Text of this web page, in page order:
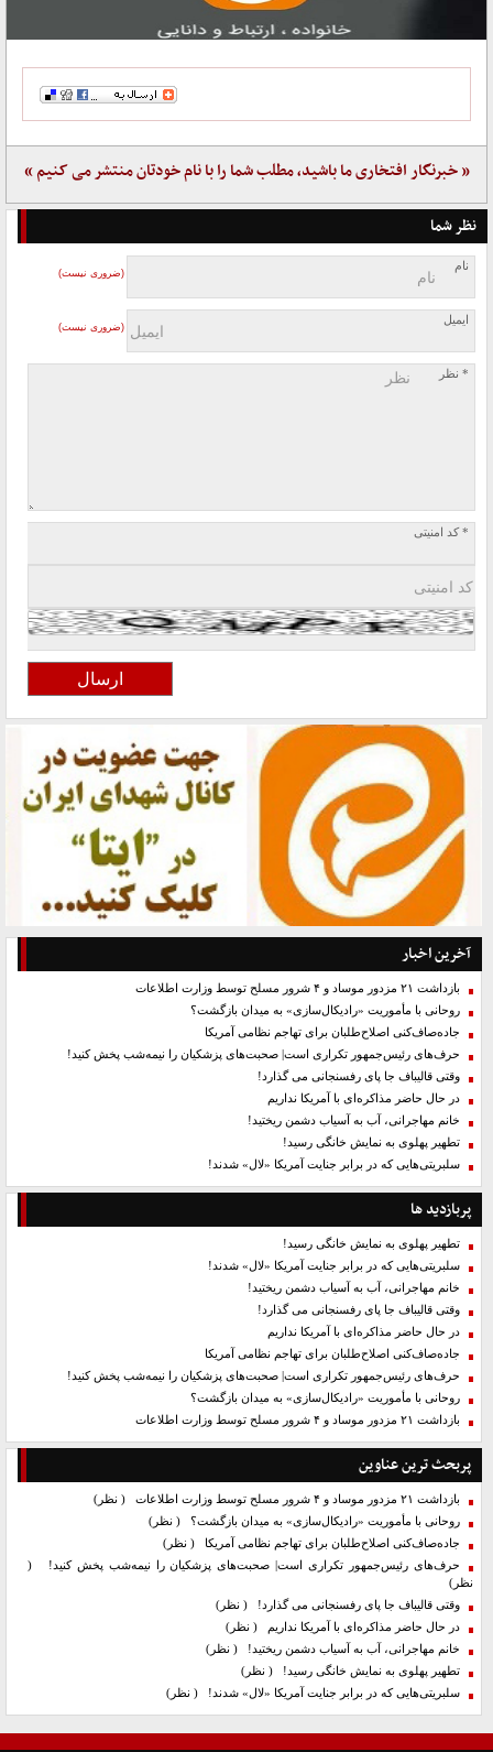
« خبرنگار افتخاری ما باشید، مطلب شما را با نام خودتان منتشر می کنیم »
نظر شما
نام
(ضروری نیست)
ایمیل
(ضروری نیست)
* نظر
* کد امنیتی
آخرین اخبار
بازداشت ۲۱ مزدور موساد و ۴ شرور مسلح توسط وزارت اطلاعات
روحانی با مأموریت «رادیکال‌سازی» به میدان بازگشت؟
جاده‌صاف‌کنی اصلاح‌طلبان برای تهاجم نظامی آمریکا
حرف‌های رئیس‌جمهور تکراری است| صحبت‌های پزشکیان را نیمه‌شب پخش کنید!
وقتی قالیباف جا پای رفسنجانی می گذارد!
در حال حاضر مذاکره‌ای با آمریکا نداریم
خانم مهاجرانی، آب به آسیاب دشمن ریختید!
تطهیر پهلوی به نمایش خانگی رسید!
سلبریتی‌هایی که در برابر جنایت آمریکا «لال» شدند!
پربازدید ها
تطهیر پهلوی به نمایش خانگی رسید!
سلبریتی‌هایی که در برابر جنایت آمریکا «لال» شدند!
خانم مهاجرانی، آب به آسیاب دشمن ریختید!
وقتی قالیباف جا پای رفسنجانی می گذارد!
در حال حاضر مذاکره‌ای با آمریکا نداریم
جاده‌صاف‌کنی اصلاح‌طلبان برای تهاجم نظامی آمریکا
حرف‌های رئیس‌جمهور تکراری است| صحبت‌های پزشکیان را نیمه‌شب پخش کنید!
روحانی با مأموریت «رادیکال‌سازی» به میدان بازگشت؟
بازداشت ۲۱ مزدور موساد و ۴ شرور مسلح توسط وزارت اطلاعات
پربحث ترین عناوین
بازداشت ۲۱ مزدور موساد و ۴ شرور مسلح توسط وزارت اطلاعات
( نظر)
روحانی با مأموریت «رادیکال‌سازی» به میدان بازگشت؟ ( نظر)
جاده‌صاف‌کنی اصلاح‌طلبان برای تهاجم نظامی آمریکا ( نظر)
حرف‌های رئیس‌جمهور تکراری است| صحبت‌های پزشکیان را نیمه‌شب پخش کنید!
(
نظر)
وقتی قالیباف جا پای رفسنجانی می گذارد! ( نظر)
در حال حاضر مذاکره‌ای با آمریکا نداریم ( نظر)
خانم مهاجرانی، آب به آسیاب دشمن ریختید! ( نظر)
تطهیر پهلوی به نمایش خانگی رسید! ( نظر)
سلبریتی‌هایی که در برابر جنایت آمریکا «لال» شدند! ( نظر)